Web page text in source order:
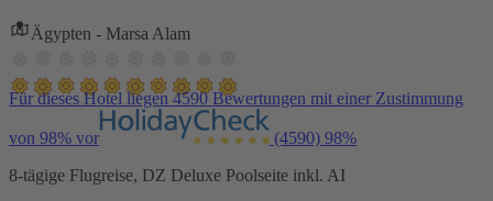
Ägypten - Marsa Alam
Für dieses Hotel liegen 4590 Bewertungen mit einer Zustimmung
von 98% vor (4590) 98%
8-tägige Flugreise, DZ Deluxe Poolseite inkl. AI